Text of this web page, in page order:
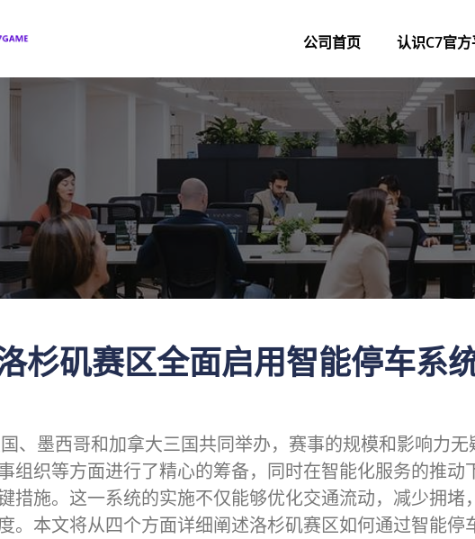
公司首页 认识C7官
杉矶赛区全面启用智能停车系
、墨西哥和加拿大三国共同举办，赛事的规模和影响力
组织等方面进行了精心的筹备，同时在智能化服务的推
措施。这一系统的实施不仅能够优化交通流动，减少拥
。本文将从四个方面详细阐述洛杉矶赛区如何通过智能